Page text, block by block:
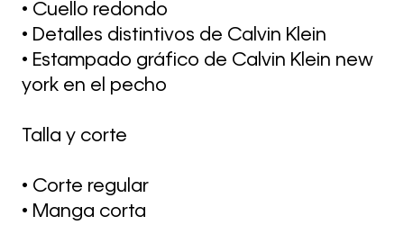
• Cuello redondo
• Detalles distintivos de Calvin Klein
• Estampado gráfico de Calvin Klein new
york en el pecho
Talla y corte
• Corte regular
• Manga corta